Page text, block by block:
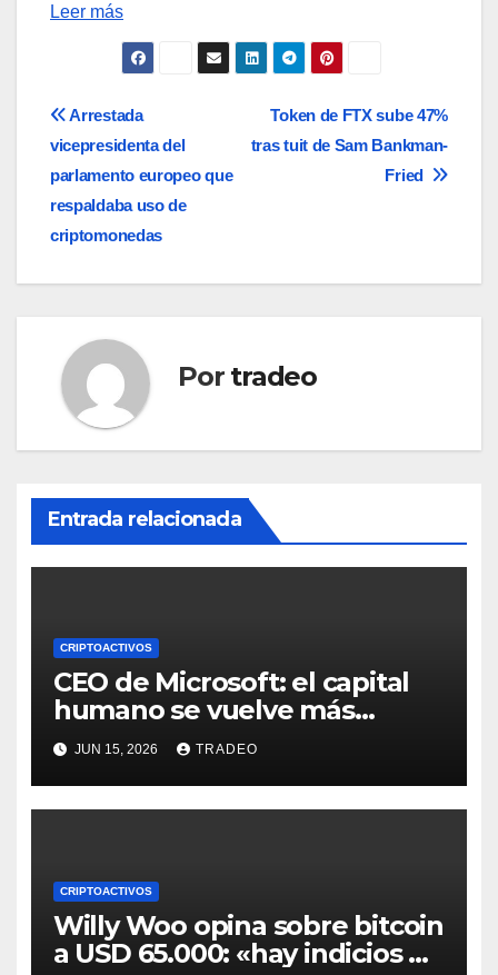
Leer más
Navegación
de
entradas
Token de FTX sube 47%
tras tuit de Sam Bankman-
Fried
Arrestada
vicepresidenta del
parlamento europeo que
respaldaba uso de
criptomonedas
Por tradeo
Entrada relacionada
CRIPTOACTIVOS
CEO de Microsoft: el capital
humano se vuelve más
valioso a medida que crece la
IA
JUN 15, 2026 TRADEO
CRIPTOACTIVOS
Willy Woo opina sobre bitcoin
a USD 65.000: «hay indicios de